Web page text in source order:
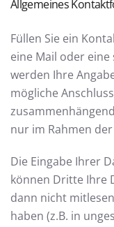
Allgemeines
Füllen Sie ein
eine Mail oder
werden Ihre
mögliche
nur im Rahmen
Die Eingabe Ihrer
können Dritte Ihre
dann nicht
haben (z.B. in